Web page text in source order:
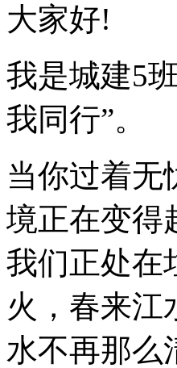
大家好!
我是城建5
我同行”。
当你过着无
境正在变得
我们正处在
火，春来江
水不再那么